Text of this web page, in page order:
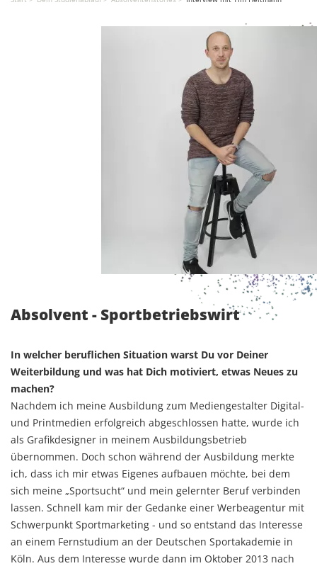
Absolvent - Sportbetriebswirt
In welcher beruflichen Situation warst Du vor Deiner
Weiterbildung und was hat Dich motiviert, etwas Neues zu
machen?
Nachdem ich meine Ausbildung zum Mediengestalter Digital-
und Printmedien erfolgreich abgeschlossen hatte, wurde ich
als Grafikdesigner in meinem Ausbildungsbetrieb
übernommen. Doch schon während der Ausbildung merkte
ich, dass ich mir etwas Eigenes aufbauen möchte, bei dem
sich meine „Sportsucht“ und mein gelernter Beruf verbinden
lassen. Schnell kam mir der Gedanke einer Werbeagentur mit
Schwerpunkt Sportmarketing - und so entstand das Interesse
an einem Fernstudium an der Deutschen Sportakademie in
Köln. Aus dem Interesse wurde dann im Oktober 2013 nach